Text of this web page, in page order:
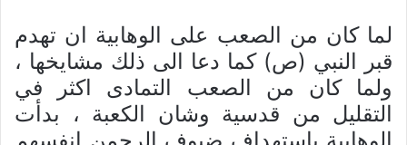
لما کان من الصعب علی الوهابیة ان تهدم
قبر النبي (ص) کما دعا الی ذلك مشایخها ،
ولما کان من الصعب التمادی اکثر في
التقلیل من قدسیة وشان الکعبة ، بدأت
الوهابیة باستهداف ضیوف الرحمن انفسهم